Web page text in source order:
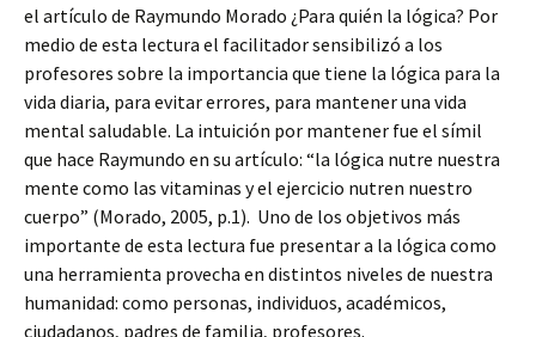
el artículo de Raymundo Morado ¿Para quién la lógica? Por
medio de esta lectura el facilitador sensibilizó a los
profesores sobre la importancia que tiene la lógica para la
vida diaria, para evitar errores, para mantener una vida
mental saludable. La intuición por mantener fue el símil
que hace Raymundo en su artículo: “la lógica nutre nuestra
mente como las vitaminas y el ejercicio nutren nuestro
cuerpo” (Morado, 2005, p.1). Uno de los objetivos más
importante de esta lectura fue presentar a la lógica como
una herramienta provecha en distintos niveles de nuestra
humanidad: como personas, individuos, académicos,
ciudadanos, padres de familia, profesores.